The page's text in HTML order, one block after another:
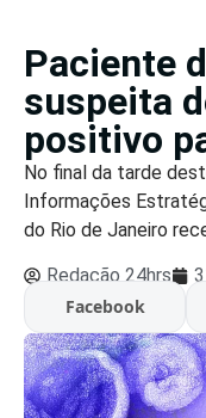
Paciente
suspeita
positivo
No final da tarde
Informações
do Rio de Janeiro
Redação 24hrs
Facebook